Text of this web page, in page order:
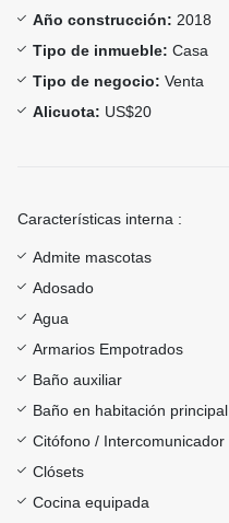
Año construcción: 2018
Tipo de inmueble: Casa
Tipo de negocio: Venta
Alicuota: US$20
Características interna :
Admite mascotas
Adosado
Agua
Armarios Empotrados
Baño auxiliar
Baño en habitación principal
Citófono / Intercomunicador
Clósets
Cocina equipada